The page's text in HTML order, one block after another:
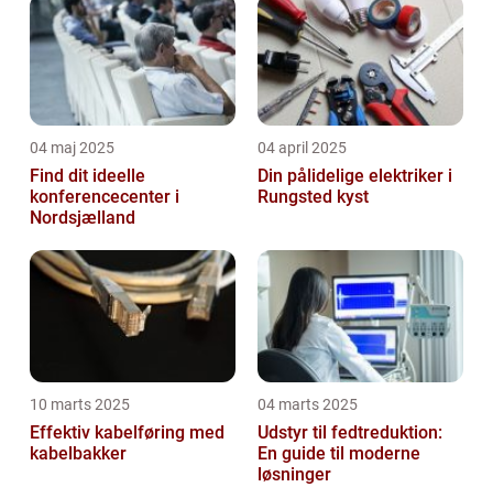
04 maj 2025
Find dit ideelle
konferencecenter i
Nordsjælland
04 april 2025
Din pålidelige elektriker i
Rungsted kyst
10 marts 2025
Effektiv kabelføring med
kabelbakker
04 marts 2025
Udstyr til fedtreduktion:
En guide til moderne
løsninger